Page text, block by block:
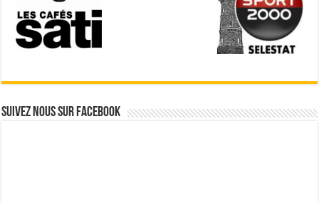
Suivez nous sur Facebook